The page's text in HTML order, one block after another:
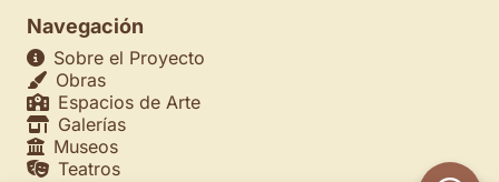
Navegación
Sobre el Proyecto
Obras
Espacios de Arte
Galerías
Museos
Teatros